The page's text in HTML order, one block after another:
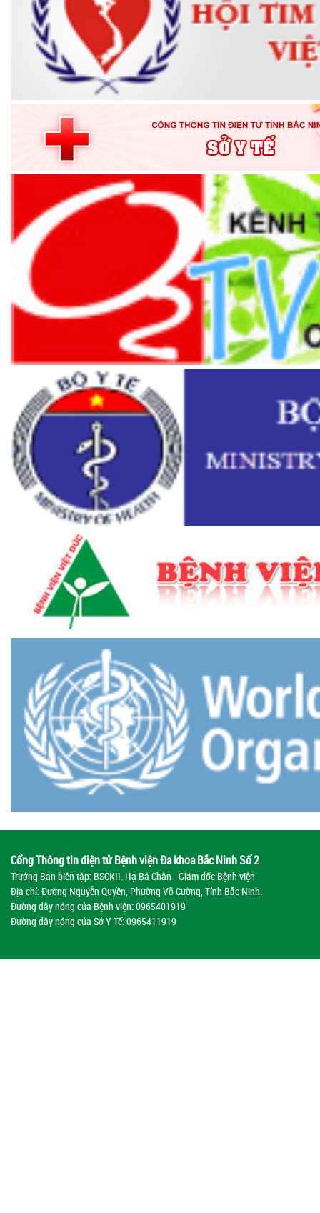
Cổng Thông tin điện tử Bệnh viện Đa khoa Bắc Ninh Số 2
Trưởng Ban biên tập: BSCKII. Hạ Bá Chân - Giám đốc Bệnh viện
Địa chỉ: Đường Nguyễn Quyền, Phường Võ Cường, Tỉnh Bắc Ninh.
Đường dây nóng của Bệnh viện:0965401919
Đường dây nóng của Sở Y Tế:0965411919